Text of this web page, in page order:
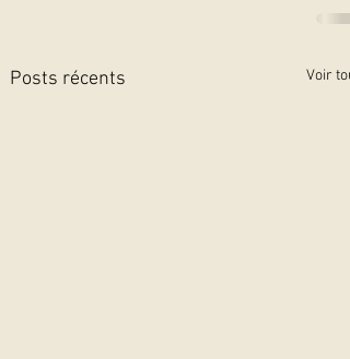
Posts récents Voir tout